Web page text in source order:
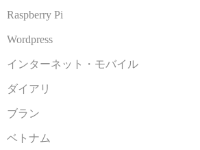
Raspberry Pi
Wordpress
インターネット・モバイル
ダイアリ
ブラン
ベトナム